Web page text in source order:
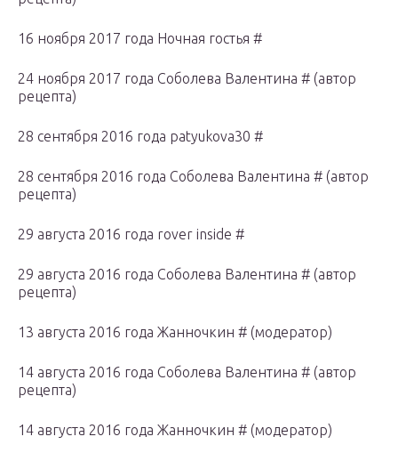
16 ноября 2017 года Ночная гостья #
24 ноября 2017 года Соболева Валентина # (автор
рецепта)
28 сентября 2016 года patyukova30 #
28 сентября 2016 года Соболева Валентина # (автор
рецепта)
29 августа 2016 года rover inside #
29 августа 2016 года Соболева Валентина # (автор
рецепта)
13 августа 2016 года Жанночкин # (модератор)
14 августа 2016 года Соболева Валентина # (автор
рецепта)
14 августа 2016 года Жанночкин # (модератор)